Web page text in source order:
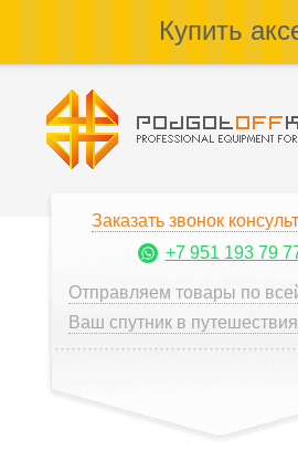
Купить
Заказать звонок
+7 951 193 79
Отправляем товары по
Ваш спутник в